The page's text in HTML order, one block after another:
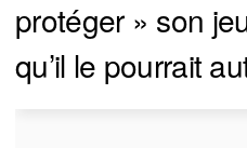
protéger » son
qu’il le pourrait